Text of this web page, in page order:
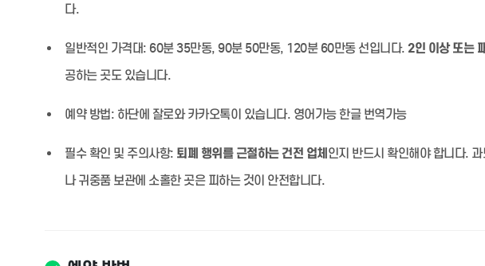
다.
일반적인 가격대: 60분 35만동, 90분 50만동, 120분 60만동 선입니다. 2인 이상 또는
공하는 곳도 있습니다.
예약 방법: 하단에 잘로와 카카오톡이 있습니다. 영어가능 한글 번역가능
필수 확인 및 주의사항: 퇴폐 행위를 근절하는 건전 업체인지 반드시 확인해야 합니다.
나 귀중품 보관에 소홀한 곳은 피하는 것이 안전합니다.